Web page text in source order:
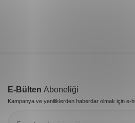
E-Bülten Aboneliği
Kampanya ve yeniliklerden haberdar olmak için e-